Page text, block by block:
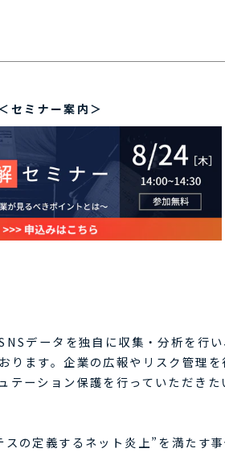
セミナー案内＞
データを独自に収集・分析を行
ります。企業の広報やリスク管理を
テーション保護を行っていただき
の定義するネット炎上”を満たす